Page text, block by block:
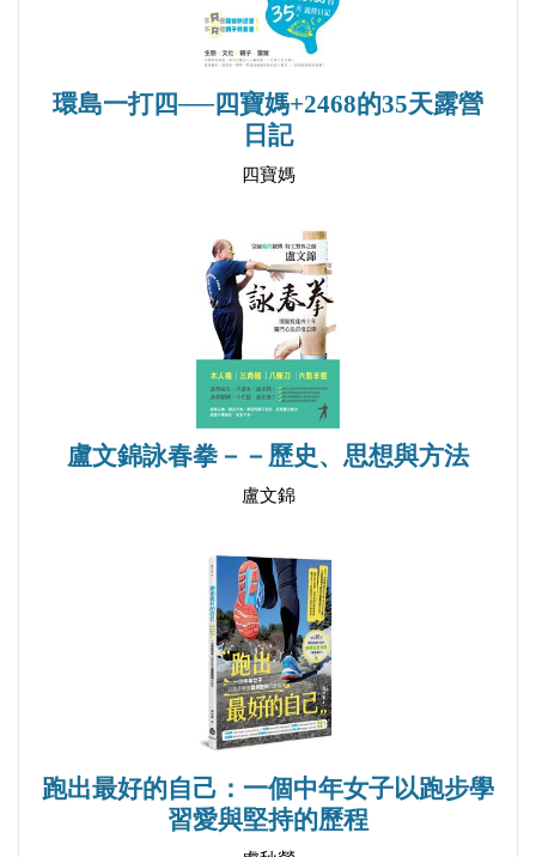
環島一打四──四寶媽+2468的35天露營
日記
四寶媽
盧文錦詠春拳－－歷史、思想與方法
盧文錦
跑出最好的自己：一個中年女子以跑步學
習愛與堅持的歷程